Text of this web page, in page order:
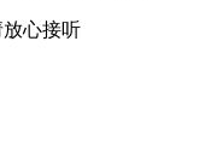
心接听